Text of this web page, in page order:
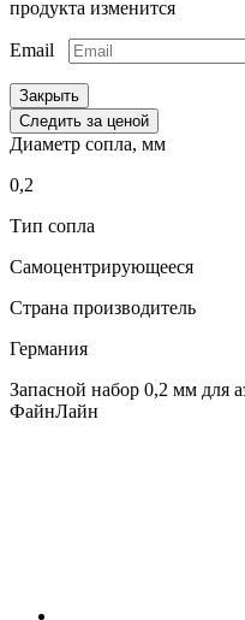
продукта изменится
Email
Закрыть
Следить за ценой
Диаметр сопла, мм
0,2
Тип сопла
Самоцентрирующееся
Страна производитель
Германия
Запасной набор 0,2 мм для
ФайнЛайн